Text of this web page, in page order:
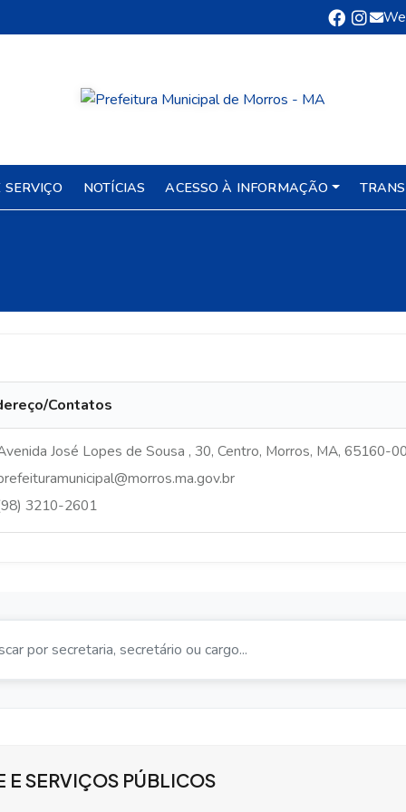
NOTÍCIAS ACESSO À INFORMAÇÃO
Contatos
José Lopes de Sousa , 30, Centro, Morros, MA, 65160-
3210-2601
E SERVIÇOS PÚBLICOS